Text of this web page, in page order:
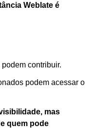
Weblate é
contribuir.
podem acessar o
mas
quem pode